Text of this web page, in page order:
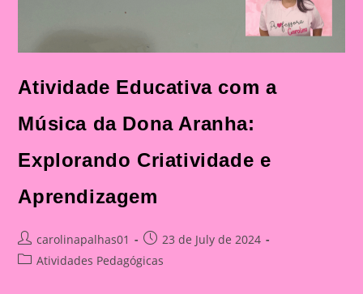
Atividade Educativa com a
Música da Dona Aranha:
Explorando Criatividade e
Aprendizagem
Post
author:
carolinapalhas01
Post
published:
23 de July de 2024
PostAtividades Pedagógicas